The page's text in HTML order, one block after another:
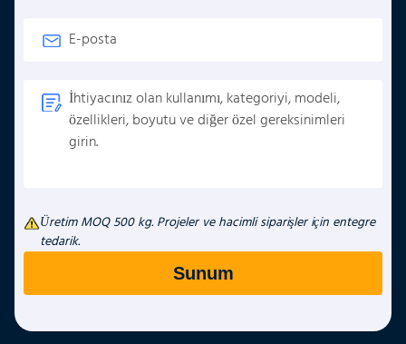
Üretim MOQ 500 kg. Projeler ve hacimli siparişler için entegre
tedarik.